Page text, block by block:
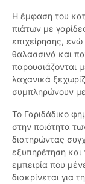
Η έμφαση του
πιάτων με
επιχείρησης,
θαλασσινά και
παρουσιάζονται
λαχανικά
συμπληρώνουν
Το Γαριδάδικο
στην ποιότητα
διατηρώντας
εξυπηρέτηση και
εμπειρία που
διακρίνεται για